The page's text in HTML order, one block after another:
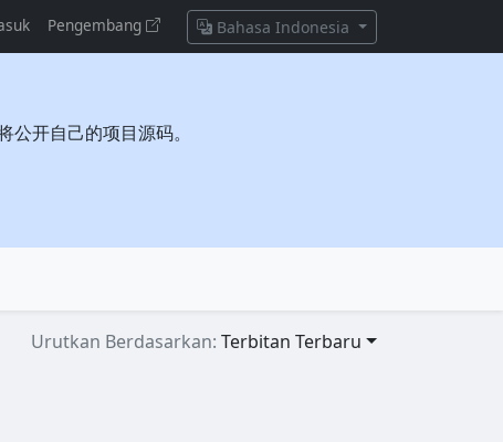
Pengembang Bahasa Indonesia
开自己的项目源码。
Urutkan Berdasarkan:Terbitan Terbaru